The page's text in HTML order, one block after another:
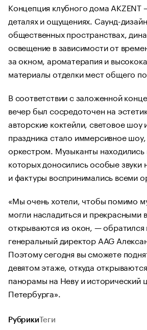
Концепция клубного дома AKZENT
деталях и ощущениях. Саунд-
общественных пространствах,
освещение в зависимости от
за окном, ароматерапия и
материалы отделки мест общего
В соответствии с заложенной
вечер был сосредоточен на
авторские коктейли, световое шоу
праздника стало иммерсивное
оркестром. Музыканты находились
которых доносились особые звуки
и фактуры воспринимались всеми
«Мы очень хотели, чтобы помимо
могли насладиться и прекрасными
открываются из окон, — обратился
генеральный директор AAG
Поэтому сегодня вы сможете
девятом этаже, откуда
панорамы на Неву и исторический
Петербурга».
Рубрики Теги